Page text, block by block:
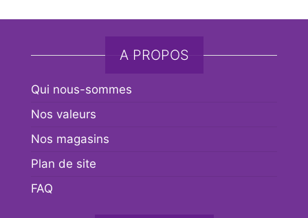
A PROPOS
Qui nous-sommes
Nos valeurs
Nos magasins
Plan de site
FAQ